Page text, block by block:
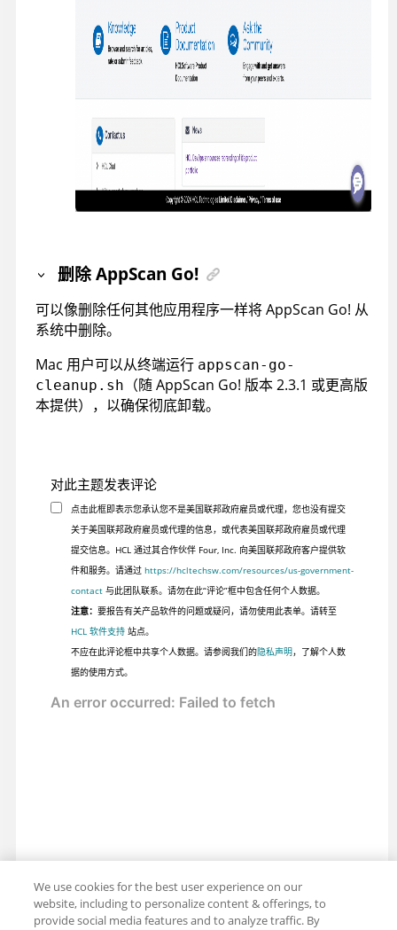
删除AppScan Go!
可以像删除任何其他应用程序一样将AppScan Go! 从
系统中删除。
Mac 用户可以从终端运行 appscan-go-
cleanup.sh
（随AppScan Go! 版本 2.3.1 或更高版
本提供），以确保彻底卸载。
对此主题发表评论
点击此框即表示您承认您不是美国联邦政府雇员或代理，您也没有提交
关于美国联邦政府雇员或代理的信息，或代表美国联邦政府雇员或代理
提交信息。HCL 通过其合作伙伴 Four, Inc. 向美国联邦政府客户提供软
件和服务。请通过 https://hcltechsw.com/resources/us-government-
contact与此团队联系。请勿在此“评论”框中包含任何个人数据。
注意： 要报告有关产品软件的问题或疑问，请勿使用此表单。请转至
HCL 软件支持站点。
不应在此评论框中共享个人数据。请参阅我们的隐私声明，了解个人数
据的使用方式。
We use cookies for the best user experience on our
website, including to personalize content & offerings, to
provide social media features and to analyze traffic. By